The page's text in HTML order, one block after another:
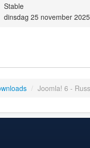
Stable
dinsdag 25 november
/ Joomla! 6 -